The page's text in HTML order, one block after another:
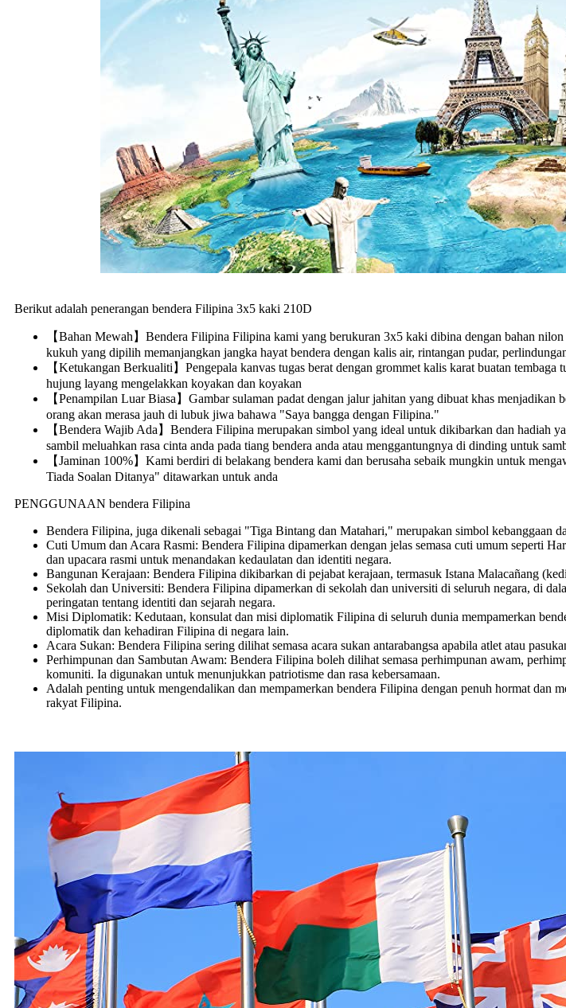
Berikut adalah penerangan bendera Filipina 3x5 kaki 210D
【Bahan Mewah】Bendera Filipina Filipina kami yang berukuran 3x5 kaki dibina dengan bahan
kukuh yang dipilih memanjangkan jangka hayat bendera dengan kalis air, rintangan pudar,
【Ketukangan Berkualiti】Pengepala kanvas tugas berat dengan grommet kalis karat buatan
hujung layang mengelakkan koyakan dan koyakan
【Penampilan Luar Biasa】Gambar sulaman padat dengan jalur jahitan yang dibuat khas
orang akan merasa jauh di lubuk jiwa bahawa "Saya bangga dengan Filipina."
【Bendera Wajib Ada】Bendera Filipina merupakan simbol yang ideal untuk dikibarkan dan hadiah
sambil meluahkan rasa cinta anda pada tiang bendera anda atau menggantungnya di dinding untuk
【Jaminan 100%】Kami berdiri di belakang bendera kami dan berusaha sebaik mungkin untuk
Tiada Soalan Ditanya" ditawarkan untuk anda
PENGGUNAAN bendera Filipina
Bendera Filipina, juga dikenali sebagai "Tiga Bintang dan Matahari," merupakan simbol kebanggaan
Cuti Umum dan Acara Rasmi: Bendera Filipina dipamerkan dengan jelas semasa cuti umum seperti
dan upacara rasmi untuk menandakan kedaulatan dan identiti negara.
Bangunan Kerajaan: Bendera Filipina dikibarkan di pejabat kerajaan, termasuk Istana Malacañang
Sekolah dan Universiti: Bendera Filipina dipamerkan di sekolah dan universiti di seluruh negara, di
peringatan tentang identiti dan sejarah negara.
Misi Diplomatik: Kedutaan, konsulat dan misi diplomatik Filipina di seluruh dunia mempamerkan
diplomatik dan kehadiran Filipina di negara lain.
Acara Sukan: Bendera Filipina sering dilihat semasa acara sukan antarabangsa apabila atlet atau
Perhimpunan dan Sambutan Awam: Bendera Filipina boleh dilihat semasa perhimpunan awam,
komuniti. Ia digunakan untuk menunjukkan patriotisme dan rasa kebersamaan.
Adalah penting untuk mengendalikan dan mempamerkan bendera Filipina dengan penuh hormat dan
rakyat Filipina.